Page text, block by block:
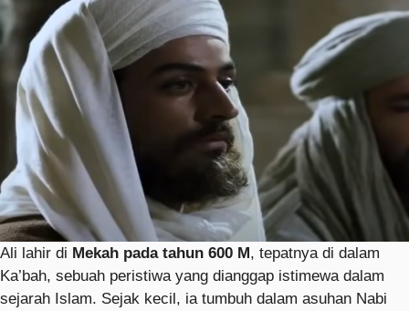
Ali lahir di Mekah pada tahun 600 M, tepatnya di dalam
Ka’bah, sebuah peristiwa yang dianggap istimewa dalam
sejarah Islam. Sejak kecil, ia tumbuh dalam asuhan Nabi